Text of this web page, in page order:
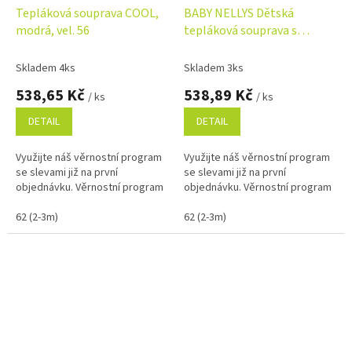
Tepláková souprava COOL,
modrá, vel. 56
Skladem 4ks
538,65 Kč / ks
DETAIL
Využijte náš věrnostní program
se slevami již na první
objednávku. Věrnostní program
62 (2-3m)
BABY NELLYS Dětská
tepláková souprava s
růžová, šedá,
Skladem 3ks
538,89 Kč / ks
DETAIL
Využijte náš věrnostní program
se slevami již na první
objednávku. Věrnostní program
62 (2-3m)